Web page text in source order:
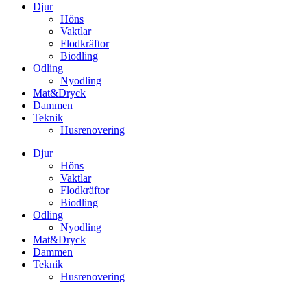
Djur
Höns
Vaktlar
Flodkräftor
Biodling
Odling
Nyodling
Mat&Dryck
Dammen
Teknik
Husrenovering
Djur
Höns
Vaktlar
Flodkräftor
Biodling
Odling
Nyodling
Mat&Dryck
Dammen
Teknik
Husrenovering